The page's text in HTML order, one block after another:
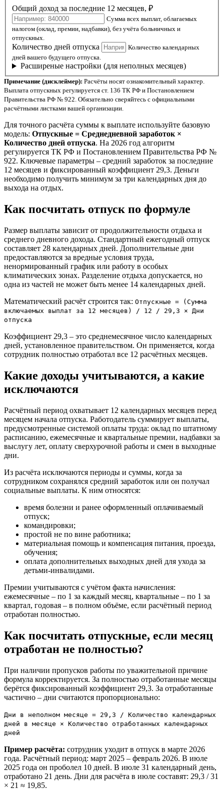
Общий доход за последние 12 месяцев, ₽
Сумма всех выплат, облагаемых
налогом (оклад, премии, надбавки), без учёта больничных и
отпускных.
Количество дней отпуска
Количество календарных
дней вашего будущего отпуска.
Расширеные настройки (для неполных месяцев)
Примечание (дисклеймер): Расчёты носят ознакомительный характер.
Выплата отпускных регулируется ст. 136 ТК РФ и Постановлением
Правительства РФ № 922. Обязательно сверяйтесь с официальными
расчётными листками вашей организации.
Для точного расчёта суммы к выплате используйте базовую
модель: Отпускные = Среднедневной заработок ×
Количество дней отпуска. На 2026 год алгоритм
регулируется ТК РФ и Постановлением Правительства РФ №
922. Ключевые параметры – средний заработок за последние
12 месяцев и фиксированный коэффициент 29,3. Деньги
необходимо получить минимум за три календарных дня до
выхода на отдых.
Как посчитать отпуск по формуле
Размер выплаты зависит от продолжительности отдыха и
среднего дневного дохода. Стандартный ежегодный отпуск
составляет 28 календарных дней. Дополнительные дни
предоставляются за вредные условия труда,
ненормированный график или работу в особых
климатических зонах. Разделение отдыха допускается, но
одна из частей не может быть менее 14 календарных дней.
Математический расчёт строится так: Отпускные = (Сумма
включаемых выплат за 12 месяцев) / 12 / 29,3 × Дни
отпуска
Коэффициент 29,3 – это среднемесячное число календарных
дней, установленное правительством. Он применяется, когда
сотрудник полностью отработал все 12 расчётных месяцев.
Какие доходы учитываются, а какие
исключаются
Расчётный период охватывает 12 календарных месяцев перед
месяцем начала отпуска. Работодатель суммирует выплаты,
предусмотренные системой оплаты труда: оклад по штатному
расписанию, ежемесячные и квартальные премии, надбавки за
выслугу лет, оплату сверхурочной работы и смен в выходные
дни.
Из расчёта исключаются периоды и суммы, когда за
сотрудником сохранялся средний заработок или он получал
социальные выплаты. К ним относятся:
время болезни и ранее оформленный оплачиваемый
отпуск;
командировки;
простой не по вине работника;
материальная помощь и компенсация питания, проезда,
обучения;
оплата дополнительных выходных дней для ухода за
детьми-инвалидами.
Премии учитываются с учётом факта начисления:
ежемесячные – по 1 за каждый месяц, квартальные – по 1 за
квартал, годовая – в полном объёме, если расчётный период
отработан полностью.
Как посчитать отпускные, если месяц
отработан не полностью?
При наличии пропусков работы по уважительной причине
формула корректируется. За полностью отработанные месяцы
берётся фиксированный коэффициент 29,3. За отработанные
частично – дни считаются пропорционально:
Дни в неполном месяце = 29,3 / Количество календарных
дней в месяце × Количество отработанных календарных
дней
Пример расчёта: сотрудник уходит в отпуск в марте 2026
года. Расчётный период: март 2025 – февраль 2026. В июле
2025 года он проболел 10 дней. В июле 31 календарный день,
отработано 21 день. Дни для расчёта в июле составят: 29,3 / 31
× 21 ≈ 19,85.